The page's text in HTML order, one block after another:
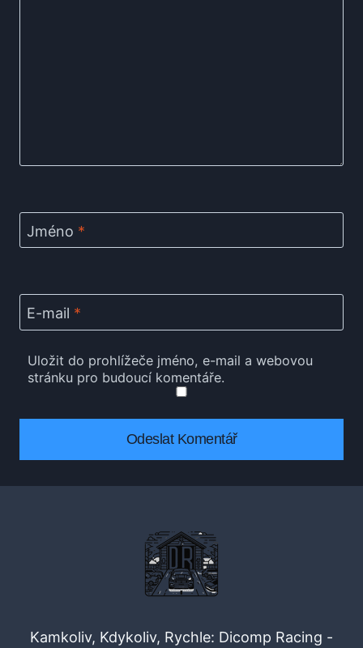
Jméno *
E-mail *
Uložit do prohlížeče jméno, e-mail a webovou
stránku pro budoucí komentáře.
Kamkoliv, Kdykoliv, Rychle: Dicomp Racing -